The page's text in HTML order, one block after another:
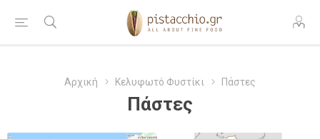
Αρχική Κελυφωτό Φυστίκι Πάστες
Πάστες